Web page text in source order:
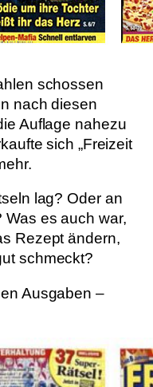
schossen
nach diesen
Auflage nahezu
sich „Freizeit
lag? Oder an
es auch war,
Rezept ändern,
schmeckt?
Ausgaben –